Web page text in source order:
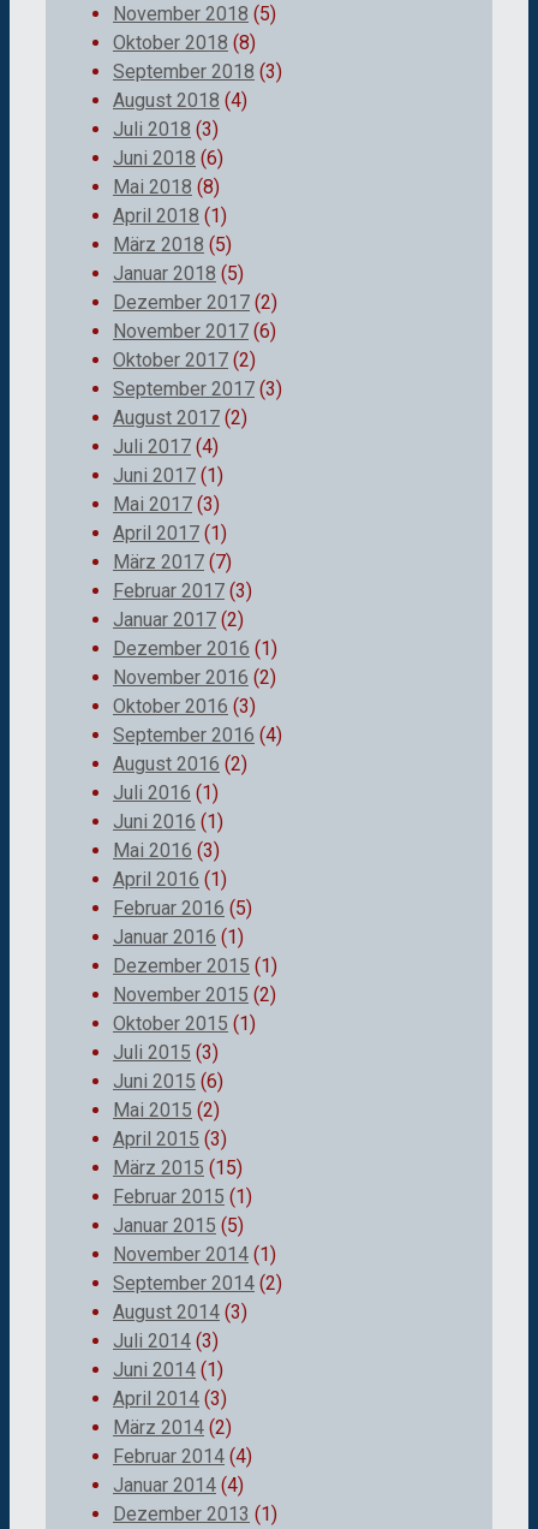
November 2018 (5)
Oktober 2018 (8)
September 2018 (3)
August 2018 (4)
Juli 2018 (3)
Juni 2018 (6)
Mai 2018 (8)
April 2018 (1)
März 2018 (5)
Januar 2018 (5)
Dezember 2017 (2)
November 2017 (6)
Oktober 2017 (2)
September 2017 (3)
August 2017 (2)
Juli 2017 (4)
Juni 2017 (1)
Mai 2017 (3)
April 2017 (1)
März 2017 (7)
Februar 2017 (3)
Januar 2017 (2)
Dezember 2016 (1)
November 2016 (2)
Oktober 2016 (3)
September 2016 (4)
August 2016 (2)
Juli 2016 (1)
Juni 2016 (1)
Mai 2016 (3)
April 2016 (1)
Februar 2016 (5)
Januar 2016 (1)
Dezember 2015 (1)
November 2015 (2)
Oktober 2015 (1)
Juli 2015 (3)
Juni 2015 (6)
Mai 2015 (2)
April 2015 (3)
März 2015 (15)
Februar 2015 (1)
Januar 2015 (5)
November 2014 (1)
September 2014 (2)
August 2014 (3)
Juli 2014 (3)
Juni 2014 (1)
April 2014 (3)
März 2014 (2)
Februar 2014 (4)
Januar 2014 (4)
Dezember 2013 (1)